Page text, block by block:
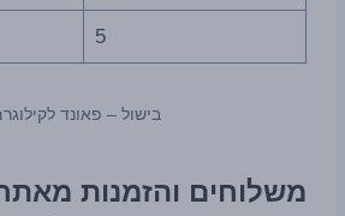
5
בישול – פאונד
משלוחים והזמנות